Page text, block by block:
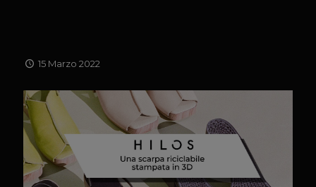
Assistenza
Contatti
Newsletter
15 Marzo 2022